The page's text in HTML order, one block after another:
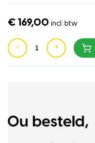
€ 169,00 incl. btw
− +